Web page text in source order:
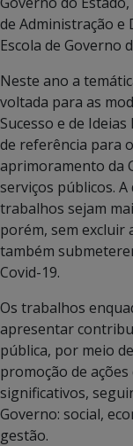
de Administração e
Escola de Governo
Neste ano a
voltada para as
Sucesso e de
de referência para
aprimoramento da
serviços públicos.
trabalhos sejam
porém, sem excluir
também
Covid-19.
Os trabalhos
apresentar
pública, por meio
promoção de
significativos,
Governo: social,
gestão.